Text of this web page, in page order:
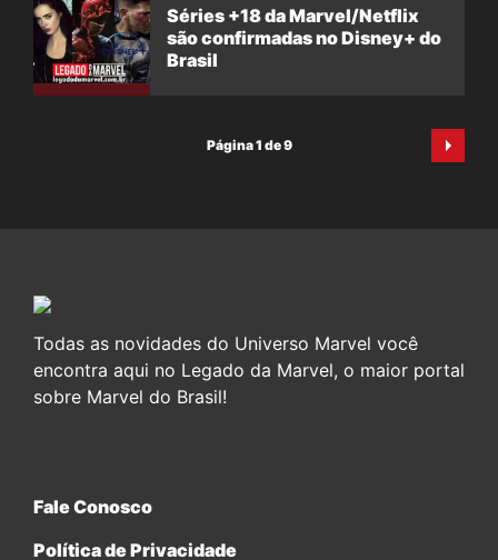
Séries +18 da Marvel/Netflix
são confirmadas no Disney+ do
Brasil
Página 1 de 9
Todas as novidades do Universo Marvel você
encontra aqui no Legado da Marvel, o maior portal
sobre Marvel do Brasil!
Fale Conosco
Política de Privacidade